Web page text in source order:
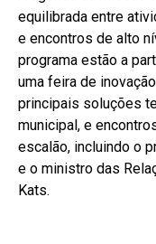
equilibrada entre
e encontros de alto
programa estão a
uma feira de
principais soluções
municipal, e
escalão, incluindo o
e o ministro das
Kats.